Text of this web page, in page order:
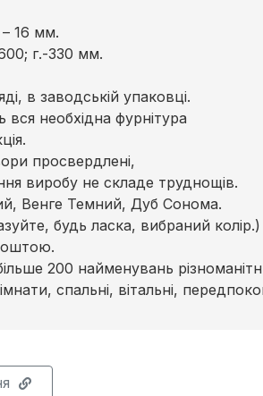
16 мм.
г.-330 мм.
в заводській упаковці.
необхідна фурнітура
просвердлені,
виробу не складе труднощів.
Венге Темний, Дуб Сонома.
будь ласка, вибраний колір.)
200 найменувань
спальні, вітальні,